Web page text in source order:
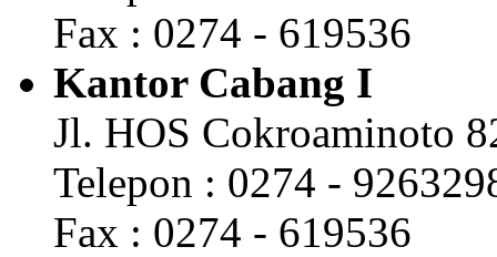
Fax : 0274 - 619536
Kantor Cabang I
Jl. HOS Cokroaminoto
Telepon : 0274 -
Fax : 0274 - 619536